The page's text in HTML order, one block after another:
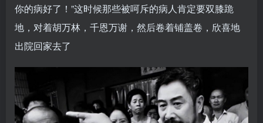
你的病好了！”这时候那些被呵斥的病人肯定要双膝跪
地，对着胡万林，千恩万谢，然后卷着铺盖卷，欣喜地
出院回家去了